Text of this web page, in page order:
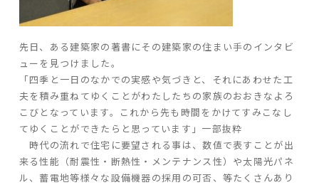
- ARS WAY
- 設計コンセプト
- 商品コンセプト
デザイン
- 空間デザイン
- 内観デザイン
- 生活デザイン
- 外構デザイン
先日、ある建築家の著書にその建築家の住まい手のインタビ
ューを見つけました。
「四季と一日のなかでの実感や気づきと、それにあわせた工
夫を積み重ねてゆくことがわたしたちの家族のおおきなよろ
こびとなっています。これから先も時間をかけてすみこなし
てゆくことができたらと思っています」一部抜粋
時代の流れで住宅に要望される事は、数値で表すことが出
来る性能（耐震性・断熱性・メンテナンス性）や太陽光パネ
ル、蓄電地等様々な設備機器の採用の可否、等たくさんあり